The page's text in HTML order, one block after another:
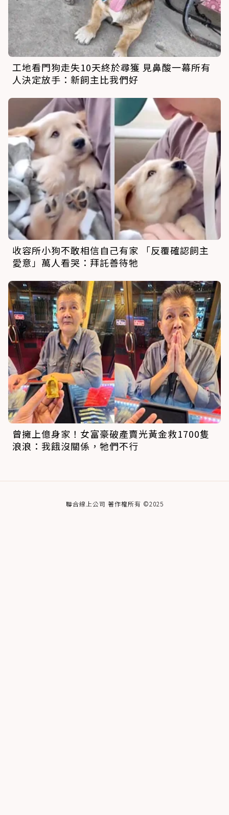
工地看門狗走失10天終於尋獲 見鼻酸一幕所有
人決定放手：新飼主比我們好
收容所小狗不敢相信自己有家 「反覆確認飼主
愛意」萬人看哭：拜託善待牠
曾擁上億身家！女富豪破產賣光黃金救1700隻
浪浪：我餓沒關係，牠們不行
聯合線上公司 著作權所有 ©2025